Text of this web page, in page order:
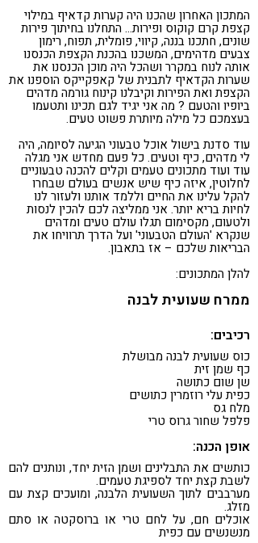
המתכון האחרון שהכנו היה קערות קדאיף במילוי
קצפת קרם קוקוס ופירות… התחלנו בחיתוך פירות
שונים, חתכנו בננה, קיווי, פומלית, תפוח, רימון
צבעים מדהימים, המשכנו בהכנת הקצפת הכנסנו
אותה לנוח במקרר ושהכל היה מוכן הכנסנו את
שערות הקדאיף לתבנית של קאפקייקס הוספנו את
הקצפת ואת הפירות וקיבלנו קינוח גורמה מדהים
ביופיו והטעם ? מה אני יגיד לגם תכינו ותטעמו
בעצמכם כל מילה מיותרת פשוט טעים.
עוד סדנת בישול אוכל טבעוני הגיעה לסיומה, היה
לי מדהים, כיף וטעים. כל פעם מחדש אני מגלה
עוד ועוד מתכונים טעמים וקלים להכנה טבעוניים
לחלוטין, איזה כיף שיש אנשים בעולם שבחרו
להקל עלינו את החיים וללמד אותנו ולעזור לנו
לחיות בריא יותר. אני ממליצה לכם להכין לנסות
ולטעום, מקסימום תגלו עולם טעים ומדהים
שנקרא 'העולם הטבעוני' ועל הדרך תרוויחו את
הבריאות שלכם – אז בתאבון.
להלן המתכונים:
ממרח שעועית לבנה
רכיבים:
כוס שעועית לבנה מבושלת
כף שמן זית
שן שום כתושה
כפית עלי רוזמרין כתושים
מלח גס
פלפל שחור גרוס טרי
אופן הכנה:
כותשים את התבלינים ושמן הזית יחד, ונותנים להם
לשבת קצת יחד לספיגת טעמים.
מערבבים לתוך השעועית הלבנה, ומועכים קצת עם
מזלג.
אוכלים חם, על לחם טרי או ברוסקטה או סתם
מנשנשים עם כפית